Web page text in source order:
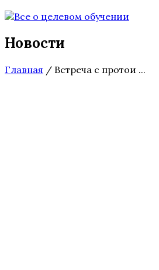
Новости
Главная / Встреча с протои ...